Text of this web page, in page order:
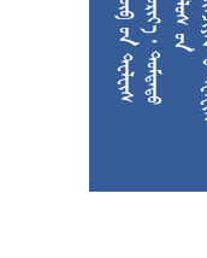

































































